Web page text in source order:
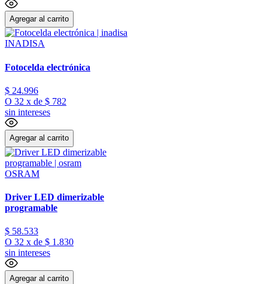
Agregar al carrito
INADISA
Fotocelda electrónica
$ 24.996
O 32 x de $ 782
sin intereses
Agregar al carrito
OSRAM
Driver LED dimerizable
programable
$ 58.533
O 32 x de $ 1.830
sin intereses
Agregar al carrito